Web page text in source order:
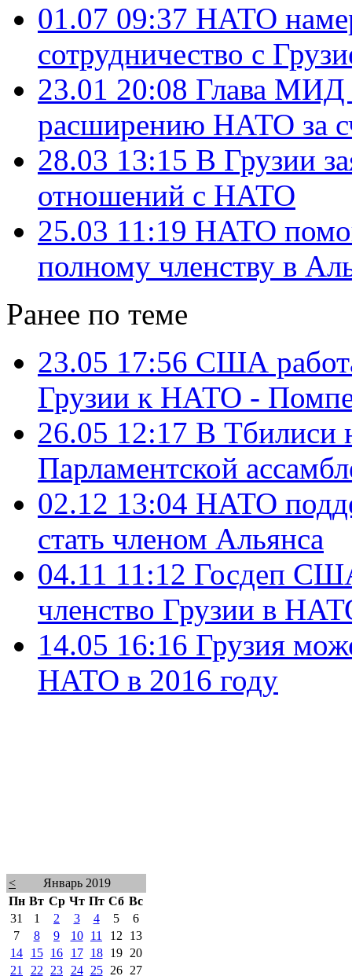
01.07 09:37 НАТО
сотрудничество с
23.01 20:08 Глава МИД
расширению НАТО за
28.03 13:15 В Грузии
отношений с НАТО
25.03 11:19 НАТО
полному членству в
Ранее по теме
23.05 17:56 США
Грузии к НАТО -
26.05 12:17 В Тбилиси
Парламентской
02.12 13:04 НАТО
стать членом Альянса
04.11 11:12 Госдеп
членство Грузии в
14.05 16:16 Грузия
НАТО в 2016 году
<
Январь 2019
Пн Вт Ср Чт Пт Сб Вс
31
1 2 3 4 5
6
7
8 9 10 11 12
13
14
15 16 17 18 19
20
21
22 23 24 25 26 27